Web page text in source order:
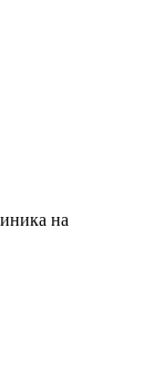
на